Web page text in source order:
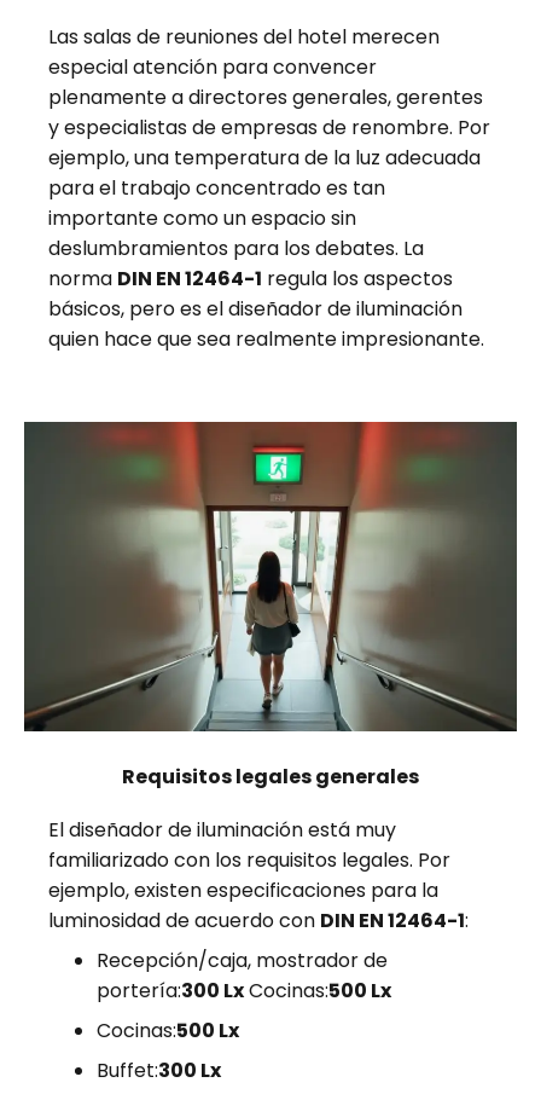
Las salas de reuniones del hotel merecen
especial atención para convencer
plenamente a directores generales, gerentes
y especialistas de empresas de renombre. Por
ejemplo, una temperatura de la luz adecuada
para el trabajo concentrado es tan
importante como un espacio sin
deslumbramientos para los debates. La
norma DIN EN 12464-1 regula los aspectos
básicos, pero es el diseñador de iluminación
quien hace que sea realmente impresionante.
Requisitos legales generales
El diseñador de iluminación está muy
familiarizado con los requisitos legales. Por
ejemplo, existen especificaciones para la
luminosidad de acuerdo con DIN EN 12464-1:
Recepción/caja, mostrador de
portería:300 LxCocinas:500 Lx
Cocinas:500 Lx
Buffet:300 Lx